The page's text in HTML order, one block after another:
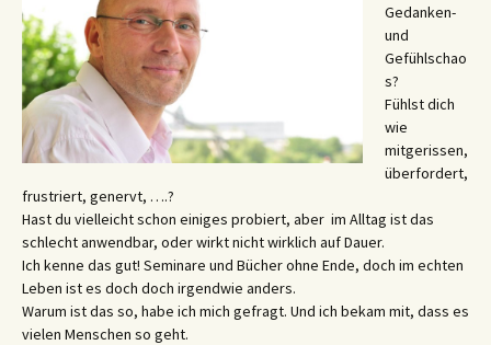
Gedanken-
und
Gefühlschao
s?
Fühlst dich
wie
mitgerissen,
überfordert,
frustriert, genervt, ….?
Hast du vielleicht schon einiges probiert, aber im Alltag ist das
schlecht anwendbar, oder wirkt nicht wirklich auf Dauer.
Ich kenne das gut! Seminare und Bücher ohne Ende, doch im echten
Leben ist es doch doch irgendwie anders.
Warum ist das so, habe ich mich gefragt. Und ich bekam mit, dass es
vielen Menschen so geht.